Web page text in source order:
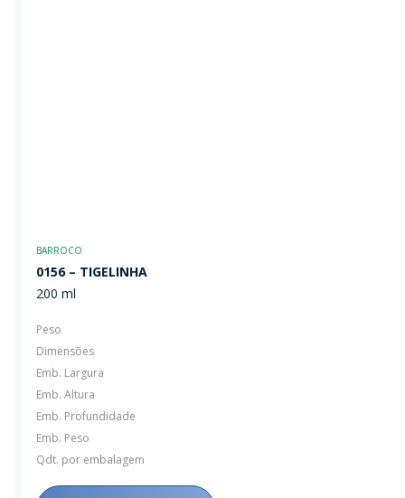
BARROCO
0156 – TIGELINHA
200 ml
Peso
Dimensões
Emb. Largura
Emb. Altura
Emb. Profundidade
Emb. Peso
Qdt. por embalagem